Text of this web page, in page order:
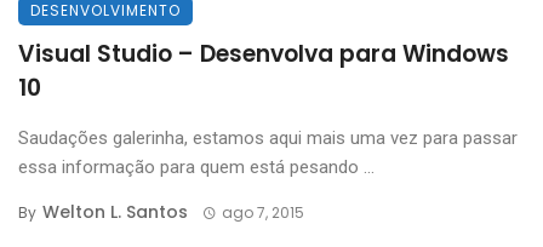
DESENVOLVIMENTO
Visual Studio – Desenvolva para Windows
10
Saudações galerinha, estamos aqui mais uma vez para passar
essa informação para quem está pesando ...
By Welton L. Santos ago 7, 2015